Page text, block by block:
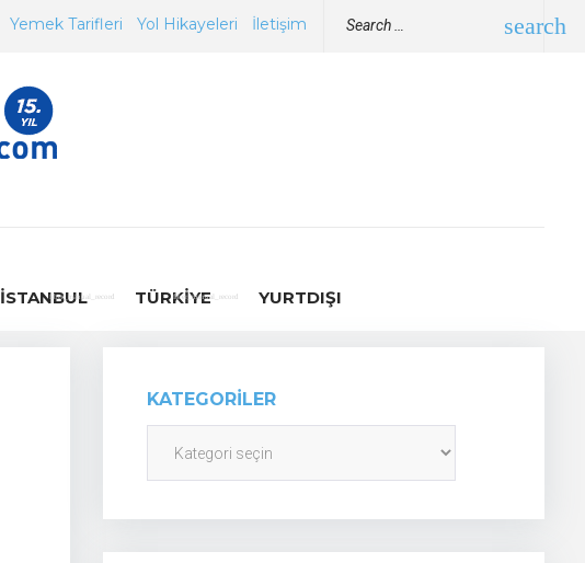
for:
search
Yemek Tarifleri Yol Hikayeleri İletişim
İSTANBUL TÜRKIYE YURTDIŞI
KATEGORILER